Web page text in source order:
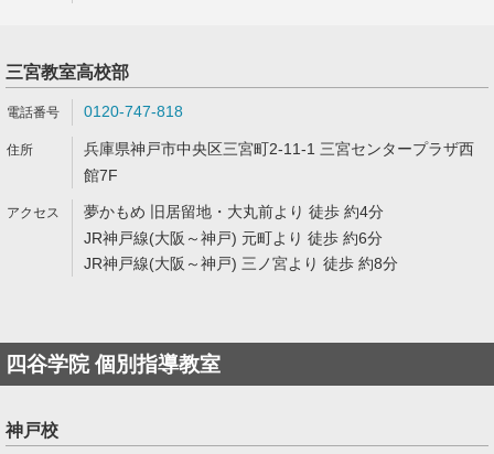
三宮教室高校部
0120-747-818
兵庫県神戸市中央区三宮町2-11-1 三宮センタープラザ西
館7F
夢かもめ 旧居留地・大丸前より 徒歩 約4分
JR神戸線(大阪～神戸) 元町より 徒歩 約6分
JR神戸線(大阪～神戸) 三ノ宮より 徒歩 約8分
四谷学院 個別指導教室
神戸校